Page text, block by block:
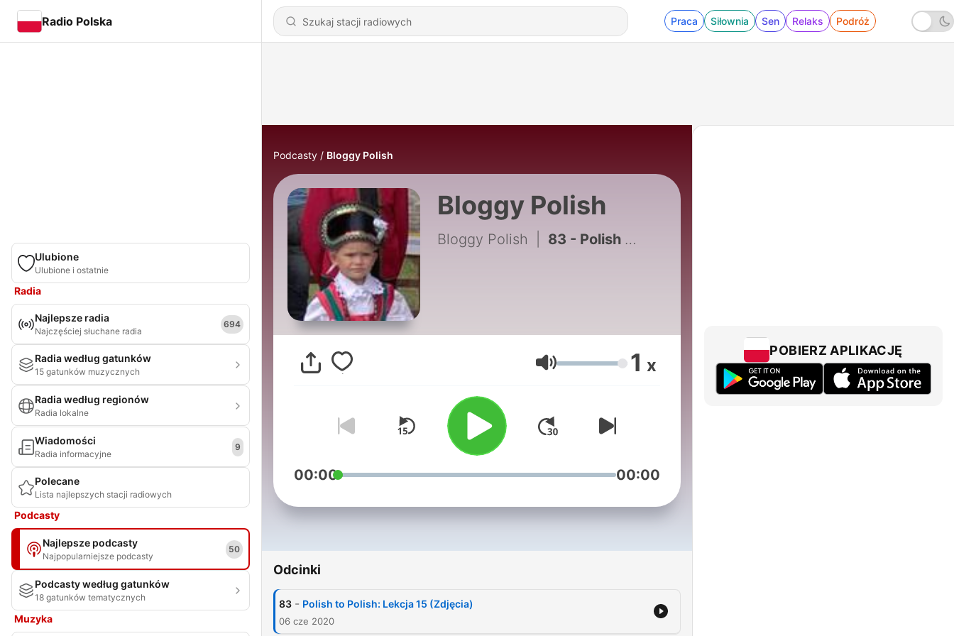
Radio Polska Praca Siłownia Sen Relaks Podróż
Ulubione
Ulubione i ostatnie
Radia
Najlepsze radia
Najczęściej słuchane radia
694
Radia według gatunków
15 gatunków muzycznych
Radia według regionów
Radia lokalne
Wiadomości
Radia informacyjne
9
Polecane
Lista najlepszych stacji radiowych
Podcasty
Najlepsze podcasty
Najpopularniejsze podcasty
50
Podcasty według gatunków
18 gatunków tematycznych
Muzyka
Podcasty Bloggy Polish
Bloggy Polish
Bloggy Polish 83 - Polish to Polish: Lekcja 15 (Zdjęcia)
Głośność 1 x
00:00 00:00
Odcinki
83 - Polish to Polish: Lekcja 15 (Zdjęcia)
06 cze 2020
POBIERZ APLIKACJĘ